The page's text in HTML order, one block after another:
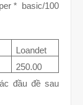
* basic/100
Loandet
250.00
đầu đề sau